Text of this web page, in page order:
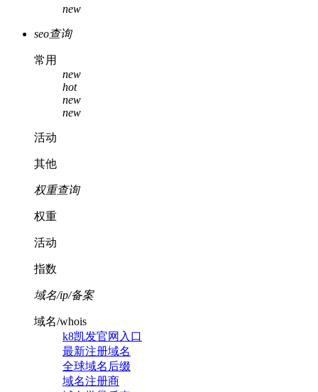
new
seo查询
常用
new
hot
new
new
活动
其他
权重查询
权重
活动
指数
域名/ip/备案
域名/whois
k8凯发官网入口
最新注册域名
全球域名后缀
域名注册商